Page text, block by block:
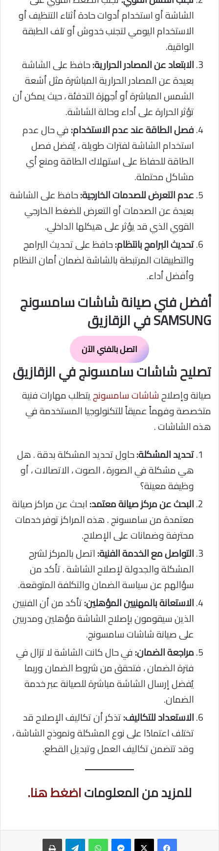
الشاشة أو استخدام أدوات حادة أثناء التنظيف أو
الاستخدام اليومي لتجنب خدوش أو تلف الطبقة
الواقية.
الابتعاد عن المصادر الحرارية:حافظ على الشاشة
بعيدة عن المصادر الحرارية المباشرة مثل أشعة
الشمس المباشرة أو أجهزة التدفئة ، حيث يمكن أن
تؤثر الحرارة على أداء وحالة الشاشة.
فصل الطاقة عند عدم الاستخدام:في حال عدم
استخدام الشاشة لفترات طويلة ، يُفضل فصل
الطاقة للحفاظ على استهلاك الطاقة ومنع أي
مشاكل محتملة.
عدم التعرض للصدمات الخارجية:حافظ على الشاشة
بعيدة عن الصدمات أو التعرض للضغط الخارجي
القوي الذي قد يؤثر على هيكلها الداخلي.
تحديث البرامج بانتظام:حافظ على تحديث البرامج
والتطبيقات المرتبطة بالشاشة لضمان أمان النظام
وأفضل أداء.
أفضل فني صيانة شاشات سامسونج
SAMSUNG في الزقازيق
اتصل بالفني الآن
تصليح شاشات سامسونج في الزقازيق
صيانة وإصلاحشاشات سامسونجيتطلب مهارات فنية
متخصصة وفهماً عميقاً للتكنولوجيا المستخدمة في
هذه الشاشات .
تحديد المشكلة:حاول تحديد المشكلة بدقة . هل
هي مشكلة في الصورة ، الصوت ، الاتصالات ، أو
وظيفة معينة؟
البحث عن مركز صيانة معتمد:ابحث عن مراكز صيانة
معتمدة من سامسونج . هذه المراكز توفر خدمات
محترفة وضمانات على الإصلاح.
التواصل مع الخدمة الفنية:اتصل بالمركز لشرح
المشكلة والجدولة لإصلاح الشاشة . تأكد من
سؤالهم عن سياسة الضمان والتكلفة المتوقعة.
الاستعانة بالمهنيين المؤهلين:تأكد من أن الفنيين
الذين سيقومون بإصلاح الشاشة مؤهلين ومدربين
على صيانة شاشات سامسونج.
مراجعة الضمان:في حال كانت الشاشة لا تزال في
فترة الضمان ، فتحقق من شروط الضمان وربما
يُفضل إرسال الشاشة مباشرة للصيانة عبر خدمة
الضمان.
الاستعداد للتكاليف:تذكر أن تكاليف الإصلاح قد
تختلف اعتمادًا على نوع المشكلة ونموذج الشاشة ،
وقد تتضمن تكاليف العمل وتبديل القطع.
للمزيد من المعلوماتاضغط هنا.
ماسنجر واتساب تيلقرام طباعة